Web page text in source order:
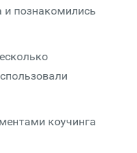
и познакомились
коучинга